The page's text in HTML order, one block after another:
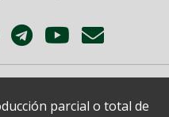
parcial o total de